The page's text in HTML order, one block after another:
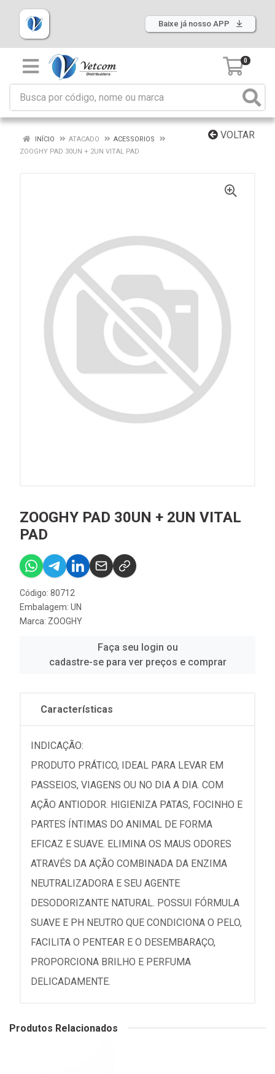
Baixe já nosso APP
0
VOLTAR
INÍCIO ATACADO
ACESSORIOS
ZOOGHY PAD 30UN + 2UN VITAL PAD
ZOOGHY PAD 30UN + 2UN VITAL
PAD
Código: 80712
Embalagem: UN
Marca: ZOOGHY
Faça seu login ou
cadastre-se para ver preços e comprar
Características
INDICAÇÃO:
PRODUTO PRÁTICO, IDEAL PARA LEVAR EM
PASSEIOS, VIAGENS OU NO DIA A DIA. COM
AÇÃO ANTIODOR. HIGIENIZA PATAS, FOCINHO E
PARTES ÍNTIMAS DO ANIMAL DE FORMA
EFICAZ E SUAVE. ELIMINA OS MAUS ODORES
ATRAVÉS DA AÇÃO COMBINADA DA ENZIMA
NEUTRALIZADORA E SEU AGENTE
DESODORIZANTE NATURAL. POSSUI FÓRMULA
SUAVE E PH NEUTRO QUE CONDICIONA O PELO,
FACILITA O PENTEAR E O DESEMBARAÇO,
PROPORCIONA BRILHO E PERFUMA
DELICADAMENTE.
Produtos Relacionados